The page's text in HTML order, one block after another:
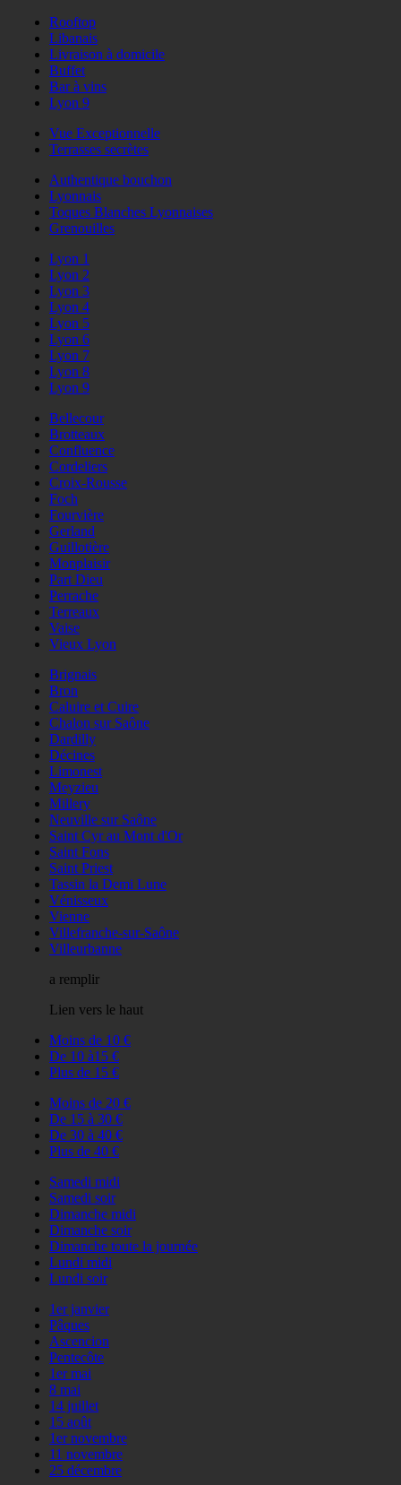
Rooftop
Libanais
Livraison à domicile
Buffet
Bar à vins
Lyon 9
Vue Exceptionnelle
Terrasses secrètes
Authentique bouchon
Lyonnais
Toques Blanches Lyonnaises
Grenouilles
Lyon 1
Lyon 2
Lyon 3
Lyon 4
Lyon 5
Lyon 6
Lyon 7
Lyon 8
Lyon 9
Bellecour
Brotteaux
Confluence
Cordeliers
Croix-Rousse
Foch
Fourvière
Gerland
Guillotière
Monplaisir
Part Dieu
Perrache
Terreaux
Vaise
Vieux Lyon
Brignais
Bron
Caluire et Cuire
Chalon sur Saône
Dardilly
Décines
Limonest
Meyzieu
Millery
Neuville sur Saône
Saint Cyr au Mont d'Or
Saint Fons
Saint Priest
Tassin la Demi Lune
Vénisseux
Vienne
Villefranche-sur-Saône
Villeurbanne
a remplir
Lien vers le haut
Moins de 10 €
De 10 à15 €
Plus de 15 €
Moins de 20 €
De 15 à 30 €
De 30 à 40 €
Plus de 40 €
Samedi midi
Samedi soir
Dimanche midi
Dimanche soir
Dimanche toute la journée
Lundi midi
Lundi soir
1er janvier
Pâques
Ascencion
Pentecôte
1er mai
8 mai
14 juillet
15 août
1er novembre
11 novembre
25 décembre